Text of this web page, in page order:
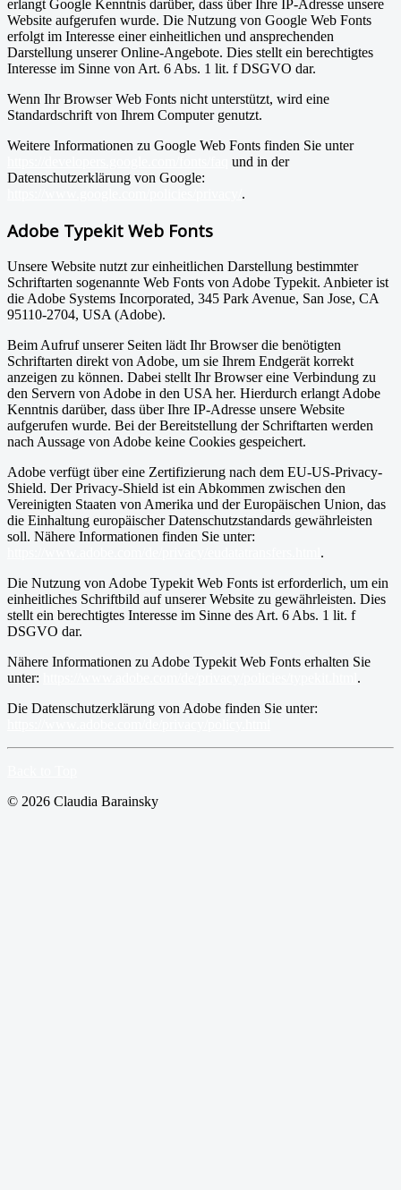
erlangt Google Kenntnis darüber, dass über Ihre IP-Adresse unsere
Website aufgerufen wurde. Die Nutzung von Google Web Fonts
erfolgt im Interesse einer einheitlichen und ansprechenden
Darstellung unserer Online-Angebote. Dies stellt ein berechtigtes
Interesse im Sinne von Art. 6 Abs. 1 lit. f DSGVO dar.
Wenn Ihr Browser Web Fonts nicht unterstützt, wird eine
Standardschrift von Ihrem Computer genutzt.
Weitere Informationen zu Google Web Fonts finden Sie unter
und in der
Datenschutzerklärung von Google:
.
Adobe Typekit Web Fonts
Unsere Website nutzt zur einheitlichen Darstellung bestimmter
Schriftarten sogenannte Web Fonts von Adobe Typekit. Anbieter ist
die Adobe Systems Incorporated, 345 Park Avenue, San Jose, CA
95110-2704, USA (Adobe).
Beim Aufruf unserer Seiten lädt Ihr Browser die benötigten
Schriftarten direkt von Adobe, um sie Ihrem Endgerät korrekt
anzeigen zu können. Dabei stellt Ihr Browser eine Verbindung zu
den Servern von Adobe in den USA her. Hierdurch erlangt Adobe
Kenntnis darüber, dass über Ihre IP-Adresse unsere Website
aufgerufen wurde. Bei der Bereitstellung der Schriftarten werden
nach Aussage von Adobe keine Cookies gespeichert.
Adobe verfügt über eine Zertifizierung nach dem EU-US-Privacy-
Shield. Der Privacy-Shield ist ein Abkommen zwischen den
Vereinigten Staaten von Amerika und der Europäischen Union, das
die Einhaltung europäischer Datenschutzstandards gewährleisten
soll. Nähere Informationen finden Sie unter:
.
Die Nutzung von Adobe Typekit Web Fonts ist erforderlich, um ein
einheitliches Schriftbild auf unserer Website zu gewährleisten. Dies
stellt ein berechtigtes Interesse im Sinne des Art. 6 Abs. 1 lit. f
DSGVO dar.
Nähere Informationen zu Adobe Typekit Web Fonts erhalten Sie
unter:
.
Die Datenschutzerklärung von Adobe finden Sie unter:
© 2026 Claudia Barainsky